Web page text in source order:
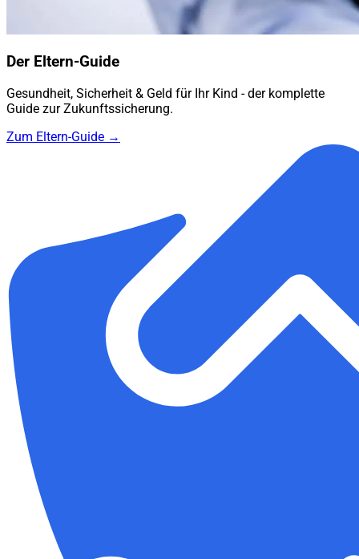
Der Eltern-Guide
Gesundheit, Sicherheit & Geld für Ihr Kind - der komplette
Guide zur Zukunftssicherung.
Zum Eltern-Guide →